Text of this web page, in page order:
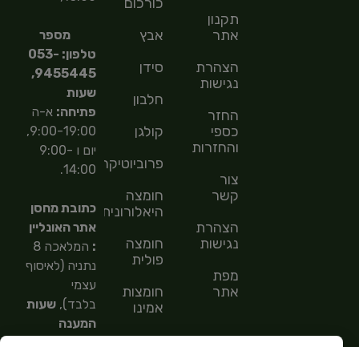
תקנון
אתר
הצהרת
נגישות
החזר
כספי
והחזרות
צור
קשר
הצהרת
נגישות
מפת
אתר
אבץ
סידן
חלבון
קולגן
פרוביוטיקה
חומצה
היאלורונית
חומצה
פולית
חומצות
אמינו
חומצות
מספר
טלפון: 053-
9455445,
שעות
פתיחה: א-ה
9:00-19:00,
יום ו 9:00-
14:00.
כתובת מחסן
אתר האונליין
:
המלאכה 8
נתניה (לאיסוף
עצמי
בלבד),שעות
המענה